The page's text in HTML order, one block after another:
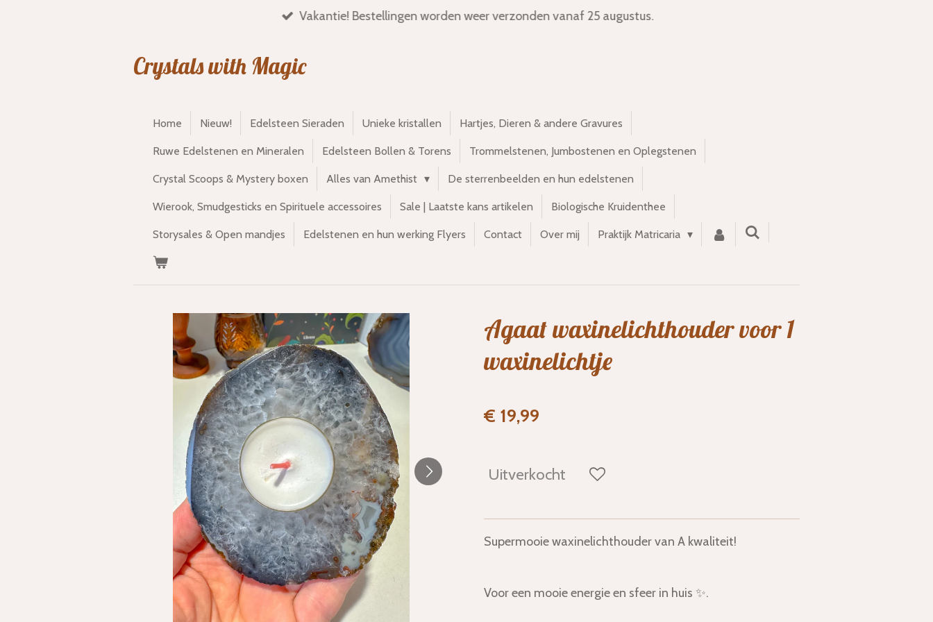
Vakantie! Bestellingen worden weer verzonden vanaf 25 augustus.
Crystals with Magic
Home Nieuw! Edelsteen Sieraden Unieke kristallen Hartjes, Dieren & andere Gravures
Ruwe Edelstenen en Mineralen Edelsteen Bollen & Torens Trommelstenen, Jumbostenen en Oplegstenen
Crystal Scoops & Mystery boxen Alles van Amethist De sterrenbeelden en hun edelstenen
Wierook, Smudgesticks en Spirituele accessoires Sale | Laatste kans artikelen Biologische Kruidenthee
Storysales & Open mandjes Edelstenen en hun werking Flyers Contact Over mij Praktijk Matricaria
Agaat waxinelichthouder voor 1
waxinelichtje
€ 19,99
Uitverkocht
Supermooie waxinelichthouder van A kwaliteit!
Voor een mooie energie en sfeer in huis ✨.